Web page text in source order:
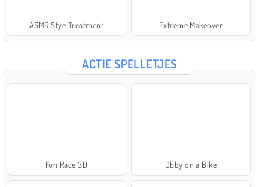
ASMR Stye Treatment Extreme Makeover
ACTIE SPELLETJES
Fun Race 3D Obby on a Bike